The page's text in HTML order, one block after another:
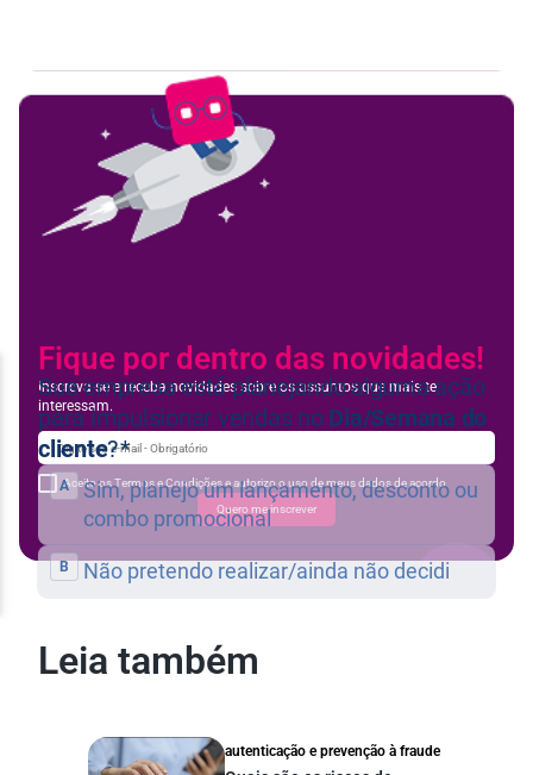
Fique por dentro das novidades!
Inscreva-se e receba novidades sobre os assuntos que mais te
interessam.
Aceito os Termos e Condições e autorizo o uso de meus dados de acordo
Quero me inscrever
Leia também
autenticação e prevenção à fraude